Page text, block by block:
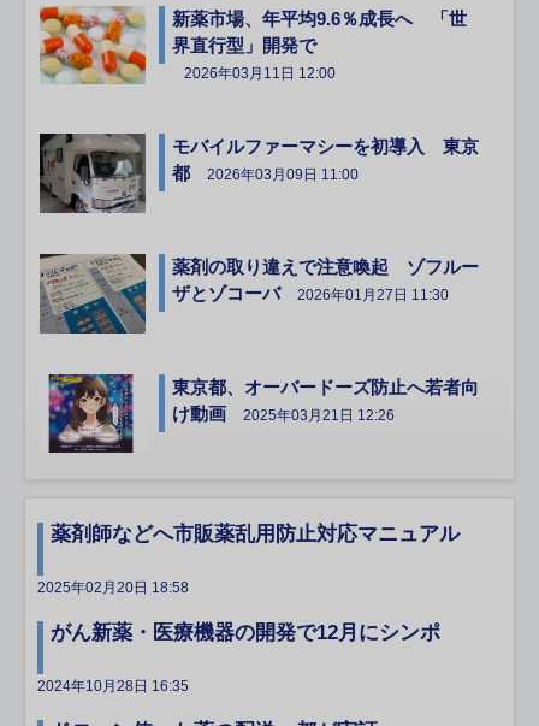
新薬市場、年平均9.6％成長へ 「世
界直行型」開発で
2026年03月11日 12:00
モバイルファーマシーを初導入 東京
都
2026年03月09日 11:00
薬剤の取り違えで注意喚起 ゾフルー
ザとゾコーバ
2026年01月27日 11:30
東京都、オーバードーズ防止へ若者向
け動画
2025年03月21日 12:26
薬剤師などへ市販薬乱用防止対応マニュアル
2025年02月20日 18:58
がん新薬・医療機器の開発で12月にシンポ
2024年10月28日 16:35